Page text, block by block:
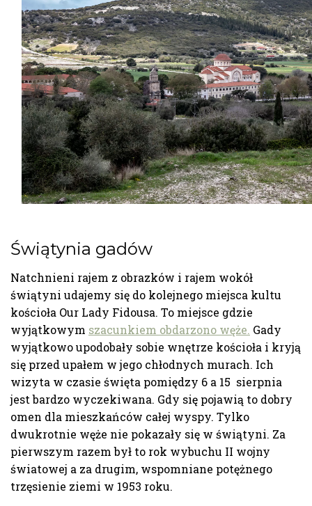
Świątynia gadów
Natchnieni rajem z obrazków i rajem wokół
świątyni udajemy się do kolejnego miejsca kultu
kościoła Our Lady Fidousa. To miejsce gdzie
wyjątkowym szacunkiem obdarzono węże. Gady
wyjątkowo upodobały sobie wnętrze kościoła i kryją
się przed upałem w jego chłodnych murach. Ich
wizyta w czasie święta pomiędzy 6 a 15 sierpnia
jest bardzo wyczekiwana. Gdy się pojawią to dobry
omen dla mieszkańców całej wyspy. Tylko
dwukrotnie węże nie pokazały się w świątyni. Za
pierwszym razem był to rok wybuchu II wojny
światowej a za drugim, wspomniane potężnego
trzęsienie ziemi w 1953 roku.